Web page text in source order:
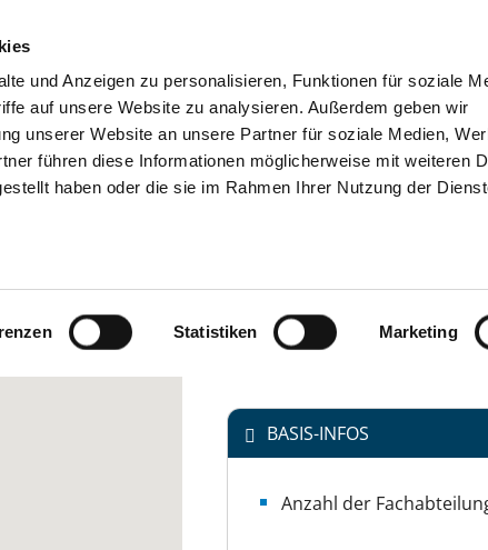
und Anzeigen zu personalisieren, Funktionen für soziale
auf unsere Website zu analysieren. Außerdem geben wir
unserer Website an unsere Partner für soziale Medien,
führen diese Informationen möglicherweise mit weiteren
haben oder die sie im Rahmen Ihrer Nutzung der
Statistiken Marketing
SUCHEN TIPPS & HILFE DAS DKV
Saarlandstr. 2
Mail:ed.nrobreh-sotiv@ofni
https://www.vitos.de/
BASIS-INFOS
Anzahl der